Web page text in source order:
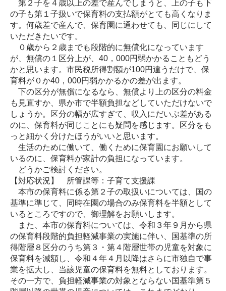
第２子を４歳以上の差で産んでしまうと、上の子も下
の子も第１子扱いで保育料の支払額がとても高くなりま
す。何歳差で産んで、保育園に通わせても、同じにして
いただきたいです。
０歳から２歳までも段階的に無償化になっています
が、無償の１区分上が、40，000円弱かかることもどう
かと思います。市民税所得割額が100円違うだけで、保
育料が０か40，000円弱かかるかの差が出ます。
下の区分が無償になるなら、無償より上の区分の料金
も見直すか、県か市で半額負担などしていただけないで
しょうか。区分の幅が広すぎて、収入にだいぶ差がある
のに、保育料が同じことにも疑問を感じます。区分をも
っと細かく分けたほうがいいと思います。
生活のために働いて、働くために保育園にお願いして
いるのに、保育料が家計の負担になっています。
どうかご検討ください。
【対応状況】 所管課等：子育て支援課
本市の保育料に係る第２子の取扱いについては、国の
基準に準じて、同時在園の場合のみ保育料を半額として
いるところですので、御理解をお願いします。
また、本市の保育料については、令和３年９月から県
の保育料段階的負担軽減事業の実施に伴い、国基準の所
得階層８区分のうち第３・第４階層世帯の児童を対象に
保育料を減額し、令和４年４月以降はさらに市独自で事
業を拡大し、当該児童の保育料を無料としております。
その一方で、負担軽減事業の対象とならない国基準第５